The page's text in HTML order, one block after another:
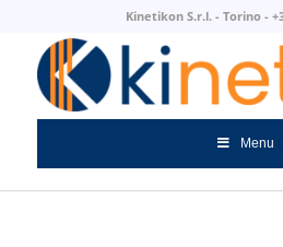
Kinetikon S.r.l. - Torino -
Menu